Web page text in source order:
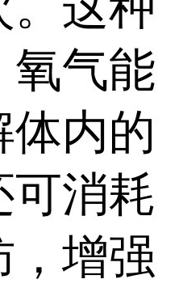
氧气能
体内的
可消耗
，增强